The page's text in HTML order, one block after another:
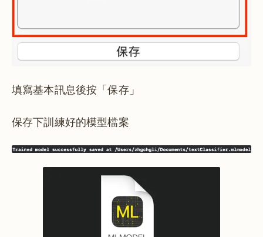
填寫基本訊息後按「保存」
保存下訓練好的模型檔案